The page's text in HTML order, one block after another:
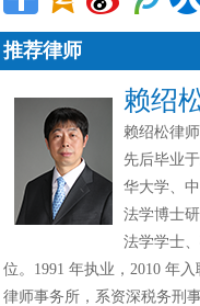
推荐律师
赖绍
赖绍松律
先后毕业
华大学、
法学博士
法学学士
位。1991 年执业，2010 年
律师事务所，系资深税务刑